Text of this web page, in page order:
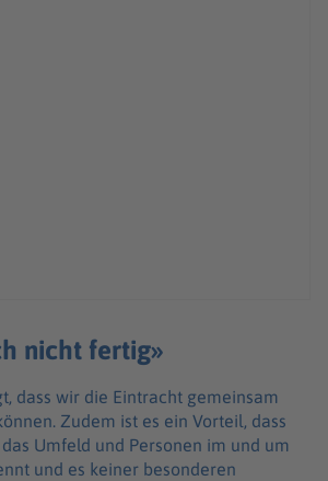
nicht fertig»
dass wir die Eintracht gemeinsam
Zudem ist es ein Vorteil, dass
Umfeld und Personen im und um
und es keiner besonderen